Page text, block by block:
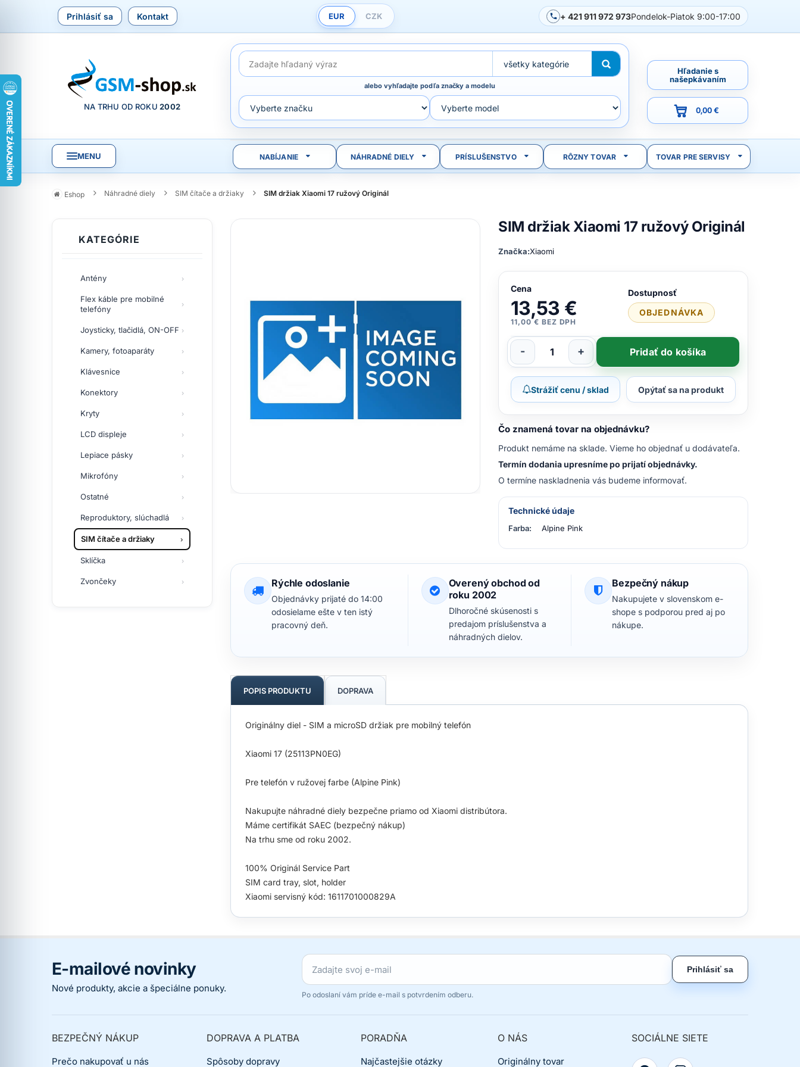
Prihlásiť sa Kontakt EUR CZK + 421 911 972 973Pondelok-Piatok 9:00-17:00
NA TRHU OD ROKU2002
alebo vyhľadajte podľa značky a modelu
Hľadanie s
našepkávaním
0,00 €
MENU NABÍJANIE NÁHRADNÉ DIELY PRÍSLUŠENSTVO RÔZNY TOVAR TOVAR PRE SERVISY
Eshop Náhradné diely SIM čítače a držiaky SIM držiak Xiaomi 17 ružový Originál
KATEGÓRIE
Antény
Flex káble pre mobilné
telefóny
Joysticky, tlačidlá, ON-OFF
Kamery, fotoaparáty
Klávesnice
Konektory
Kryty
LCD displeje
Lepiace pásky
Mikrofóny
Ostatné
Reproduktory, slúchadlá
SIM čítače a držiaky
Sklíčka
Zvončeky
SIM držiak Xiaomi 17 ružový Originál
Značka:Xiaomi
Cena
13,53 €
11,00 € BEZ DPH
Dostupnosť
OBJEDNÁVKA
- + Pridať do košíka
Strážiť cenu / sklad Opýtať sa na produkt
Čo znamená tovar na objednávku?
Produkt nemáme na sklade. Vieme ho objednať u dodávateľa.
Termín dodania upresníme po prijatí objednávky.
O termíne naskladnenia vás budeme informovať.
Technické údaje
Farba: Alpine Pink
Rýchle odoslanie
Objednávky prijaté do 14:00
odosielame ešte v ten istý
pracovný deň.
Overený obchod od
roku 2002
Dlhoročné skúsenosti s
predajom príslušenstva a
náhradných dielov.
Bezpečný nákup
Nakupujete v slovenskom e-
shope s podporou pred aj po
nákupe.
POPIS PRODUKTU DOPRAVA
Originálny diel - SIM a microSD držiak pre mobilný telefón
Xiaomi 17 (25113PN0EG)
Pre telefón v ružovej farbe (Alpine Pink)
Nakupujte náhradné diely bezpečne priamo od Xiaomi distribútora.
Máme certifikát SAEC (bezpečný nákup)
Na trhu sme od roku 2002.
100% Originál Service Part
SIM card tray, slot, holder
Xiaomi servisný kód: 1611701000829A
E-mailové novinky
Nové produkty, akcie a špeciálne ponuky.
Prihlásiť sa
Po odoslaní vám príde e-mail s potvrdením odberu.
BEZPEČNÝ NÁKUP
Prečo nakupovať u nás
DOPRAVA A PLATBA
Spôsoby dopravy
PORADŇA
Najčastejšie otázky
O NÁS
Originálny tovar
SOCIÁLNE SIETE